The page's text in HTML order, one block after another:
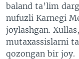
baland ta’lim
nufuzli Karnegi
joylashgan.
mutaxassislarni
qozongan bir joy.